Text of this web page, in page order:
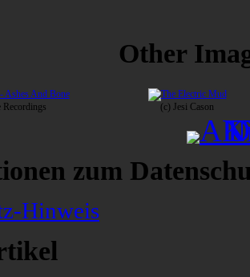
Other
Recordings (c) Jesi Cason
zum
Hinweis